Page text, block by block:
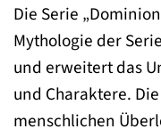
Die Serie
Mythologie der
und erweitert das
und Charaktere.
menschlichen